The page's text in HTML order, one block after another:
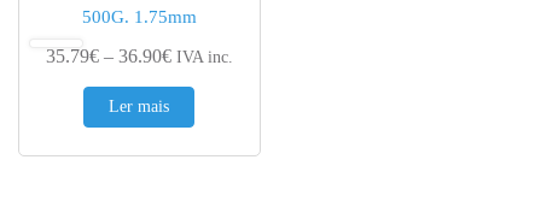
500G. 1.75mm
35.79€ – 36.90€Price range: 35.79€ through 36.90€
IVA inc.
Ler mais